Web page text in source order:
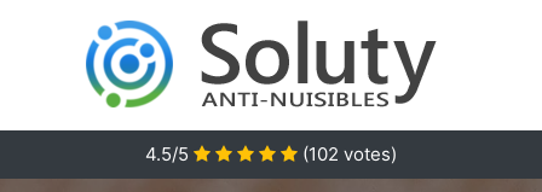
4.5/5 (102 votes)